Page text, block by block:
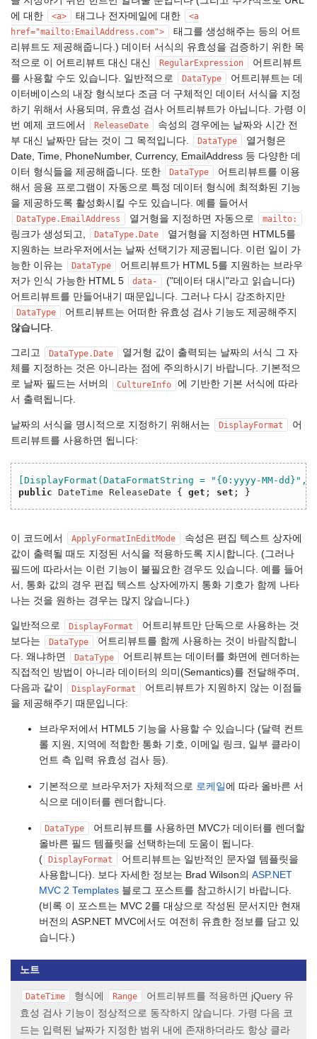
에 대한
<a> 태그나 전자메일에 대한
<a
href="mailto:EmailAddress.com">
태그를 생성해주는 등의 어트
리뷰트도 제공해줍니다.) 데이터 서식의 유효성을 검증하기 위한 목
적으로 이 어트리뷰트 대신 대신
RegularExpression
어트리뷰트
를 사용할 수도 있습니다. 일반적으로
DataType
어트리뷰트는 데
이터베이스의 내장 형식보다 조금 더 구체적인 데이터 서식을 지정
하기 위해서 사용되며, 유효성 검사 어트리뷰트가 아닙니다. 가령 이
번 예제 코드에서
ReleaseDate
속성의 경우에는 날짜와 시간 전
부 대신 날짜만 담는 것이 그 목적입니다.
DataType
열거형은
Date, Time, PhoneNumber, Currency, EmailAddress 등 다양한 데
이터 형식들을 제공해줍니다. 또한
DataType
어트리뷰트를 이용
해서 응용 프로그램이 자동으로 특정 데이터 형식에 최적화된 기능
을 제공하도록 활성화시킬 수도 있습니다. 예를 들어서
DataType.EmailAddress 열거형을 지정하면 자동으로 mailto:
링크가 생성되고, DataType.Date
열거형을 지정하면 HTML5를
지원하는 브라우저에서는 날짜 선택기가 제공됩니다. 이런 일이 가
능한 이유는
DataType
어트리뷰트가 HTML 5를 지원하는 브라우
저가 인식 가능한 HTML 5
data-
("데이터 대시"라고 읽습니다)
어트리뷰트를 만들어내기 때문입니다. 그러나 다시 강조하지만
DataType
어트리뷰트는 어떠한 유효성 검사 기능도 제공해주지
않습니다.
그리고 DataType.Date
열거형 값이 출력되는 날짜의 서식 그 자
체를 지정하는 것은 아니라는 점에 주의하시기 바랍니다. 기본적으
로 날짜 필드는 서버의
CultureInfo
에 기반한 기본 서식에 따라
서 출력됩니다.
날짜의 서식을 명시적으로 지정하기 위해서는 DisplayFormat
어
트리뷰트를 사용하면 됩니다:
[DisplayFormat(DataFormatString = "{0:yyyy-MM-dd}",
public DateTime ReleaseDate { get ; set ; }
이 코드에서 ApplyFormatInEditMode
속성은 편집 텍스트 상자에
값이 출력될 때도 지정된 서식을 적용하도록 지시합니다. (그러나
필드에 따라서는 이런 기능이 불필요한 경우도 있습니다. 예를 들어
서, 통화 값의 경우 편집 텍스트 상자에까지 통화 기호가 함께 나타
나는 것을 원하는 경우는 많지 않습니다.)
일반적으로 DisplayFormat
어트리뷰트만 단독으로 사용하는 것
보다는
DataType
어트리뷰트를 함께 사용하는 것이 바람직합니
다. 왜냐하면
DataType
어트리뷰트는 데이터를 화면에 렌더하는
직접적인 방법이 아니라 데이터의 의미(Semantics)를 전달해주며,
다음과 같이
DisplayFormat
어트리뷰트가 지원하지 않는 이점들
을 제공해주기 때문입니다:
브라우저에서 HTML5 기능을 사용할 수 있습니다 (달력 컨트
롤 지원, 지역에 적합한 통화 기호, 이메일 링크, 일부 클라이
언트 측 입력 유효성 검사 등).
기본적으로 브라우저가 자체적으로 로케일에 따라 올바른 서
식으로 데이터를 렌더합니다.
DataType
어트리뷰트를 사용하면 MVC가 데이터를 렌더할
올바른 필드 템플릿을 선택하는데 도움이 됩니다.
( DisplayFormat
어트리뷰트는 일반적인 문자열 템플릿을
사용합니다). 보다 자세한 정보는 Brad Wilson의 ASP.NET
MVC 2 Templates 블로그 포스트를 참고하시기 바랍니다.
(비록 이 포스트는 MVC 2를 대상으로 작성된 문서지만 현재
버전의 ASP.NET MVC에서도 여전히 유효한 정보를 담고 있
습니다.)
노트
DateTime 형식에 Range
어트리뷰트를 적용하면 jQuery 유
효성 검사 기능이 정상적으로 동작하지 않습니다. 가령 다음 코
드는 입력된 날짜가 지정한 범위 내에 존재하더라도 항상 클라